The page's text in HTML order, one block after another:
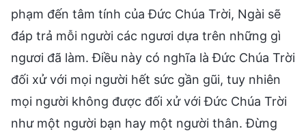
phạm đến tâm tính của Đức Chúa Trời, Ngài sẽ
đáp trả mỗi người các ngươi dựa trên những gì
ngươi đã làm. Điều này có nghĩa là Đức Chúa Trời
đối xử với mọi người hết sức gần gũi, tuy nhiên
mọi người không được đối xử với Đức Chúa Trời
như một người bạn hay một người thân. Đừng